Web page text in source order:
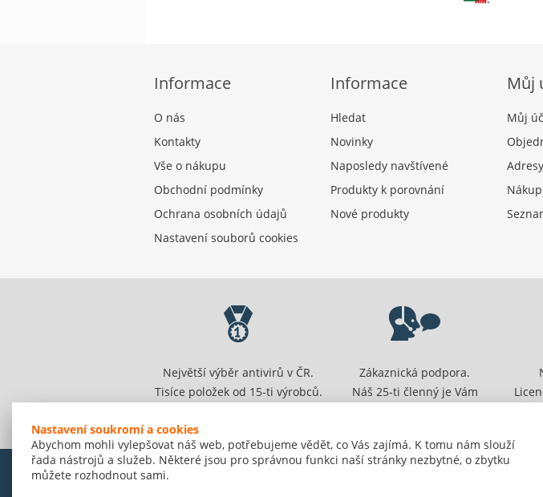
Nastavení soukromí a cookies
Abychom mohli vylepšovat náš web, potřebujeme vědět, co Vás zajímá. K tomu nám slouží
řada nástrojů a služeb. Některé jsou pro správnou funkci naší stránky nezbytné, o zbytku
můžete rozhodnout sami.
Informace
O nás
Kontakty
Vše o nákupu
Obchodní podmínky
Ochrana osobních údajů
Nastavení souborů cookies
Informace
Hledat
Novinky
Naposledy navštívené
Produkty k porovnání
Nové produkty
Můj
Můj
Adresy
Největší výběr antivirů v ČR.
Tisíce položek od 15-ti výrobců.
Zákaznická podpora.
Náš 25-ti členný je Vám